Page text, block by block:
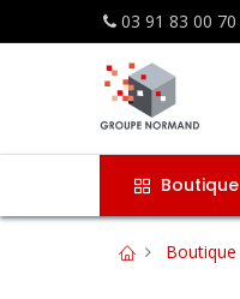
03 91 83 00 70
Boutique
Boutique